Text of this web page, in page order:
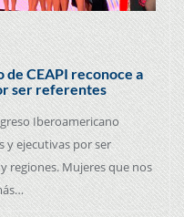
de CEAPI reconoce a
ser referentes
Iberoamericano
y ejecutivas por ser
regiones. Mujeres que nos